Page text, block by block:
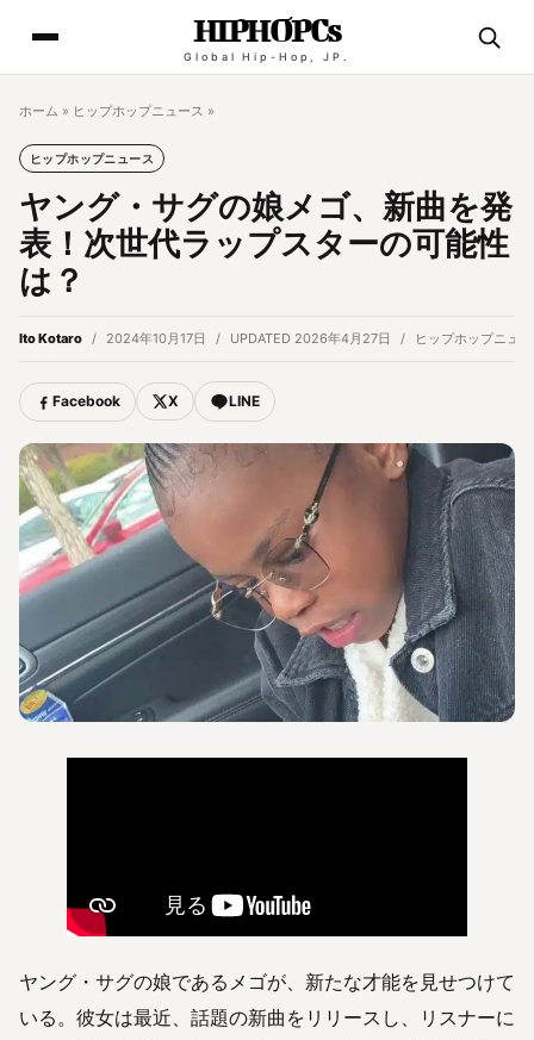
HIPHOPCs
Global Hip-Hop, JP.
ホーム » ヒップホップニュース »
ヒップホップニュース
ヤング・サグの娘メゴ、新曲を発
表！次世代ラップスターの可能性
は？
Ito Kotaro 2024年10月17日 UPDATED 2026年4月27日 ヒップホップニュ
Facebook X LINE
ヤング・サグの娘であるメゴが、新たな才能を見せつけて
いる。彼女は最近、話題の新曲をリリースし、リスナーに